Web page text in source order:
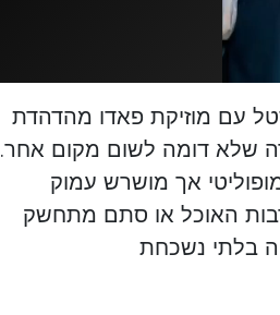
עם מוזיקת פאדו מהדהדת
שלא דומה לשום מקום אחר.
אך מושרש עמוק
האוכל או סתם מתחשק
בלתי נשכחת